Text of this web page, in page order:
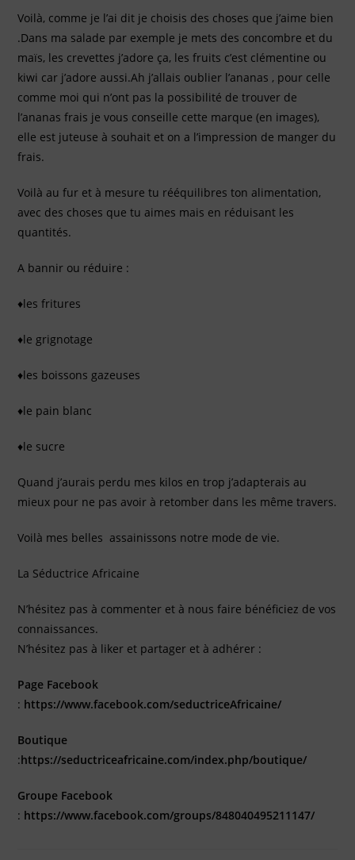
Voilà, comme je l’ai dit je choisis des choses que j’aime bien
.Dans ma salade par exemple je mets des concombre et du
maïs, les crevettes j’adore ça, les fruits c’est clémentine ou
kiwi car j’adore aussi.Ah j’allais oublier l’ananas , pour celle
comme moi qui n’ont pas la possibilité de trouver de
l’ananas frais je vous conseille cette marque (en images),
elle est juteuse à souhait et on a l’impression de manger du
frais.
Voilà au fur et à mesure tu rééquilibres ton alimentation,
avec des choses que tu aimes mais en réduisant les
quantités.
A bannir ou réduire :
♦les fritures
♦le grignotage
♦les boissons gazeuses
♦le pain blanc
♦le sucre
Quand j’aurais perdu mes kilos en trop j’adapterais au
mieux pour ne pas avoir à retomber dans les même travers.
Voilà mes belles assainissons notre mode de vie.
La Séductrice Africaine
N’hésitez pas à commenter et à nous faire bénéficiez de vos
connaissances.
N’hésitez pas à liker et partager et à adhérer :
Page Facebook
: https://www.facebook.com/seductriceAfricaine/
Boutique
:https://seductriceafricaine.com/index.php/boutique/
Groupe Facebook
: https://www.facebook.com/groups/848040495211147/